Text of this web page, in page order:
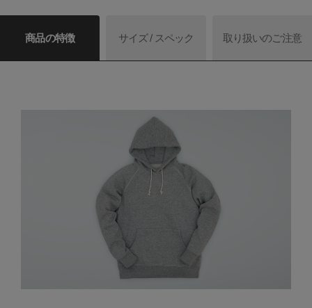
商品の特徴 サイズ / スペック 取り扱いのご注意